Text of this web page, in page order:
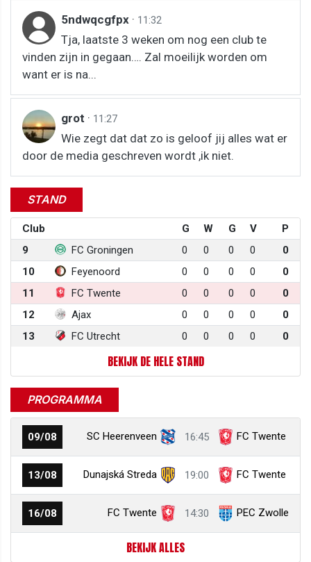
5ndwqcgfpx · 11:32
Tja, laatste 3 weken om nog een club te
vinden zijn in gegaan…. Zal moeilijk worden om
want er is na...
grot · 11:27
Wie zegt dat dat zo is geloof jij alles wat er
door de media geschreven wordt ,ik niet.
STAND
Club G W G V
P
9
FC Groningen 0 0 0 0
0
10
Feyenoord 0 0 0 0
0
11
FC Twente 0 0 0 0
0
12
Ajax 0 0 0 0
0
13
FC Utrecht 0 0 0 0 0
BEKIJK DE HELE STAND
PROGRAMMA
09/08 SC Heerenveen 16:45 FC Twente
13/08 Dunajská Streda 19:00 FC Twente
16/08 FC Twente 14:30 PEC Zwolle
BEKIJK ALLES